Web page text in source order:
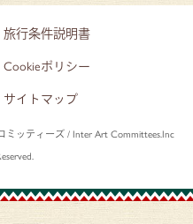
旅行条件説明書
Cookieポリシー
サイトマップ
ッティーズ / Inter Art Committees.Inc